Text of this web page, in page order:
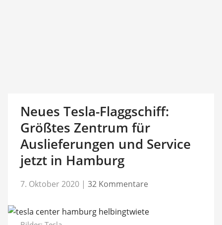
Neues Tesla-Flaggschiff:
Größtes Zentrum für
Auslieferungen und Service
jetzt in Hamburg
7. Oktober 2020 | 32 Kommentare